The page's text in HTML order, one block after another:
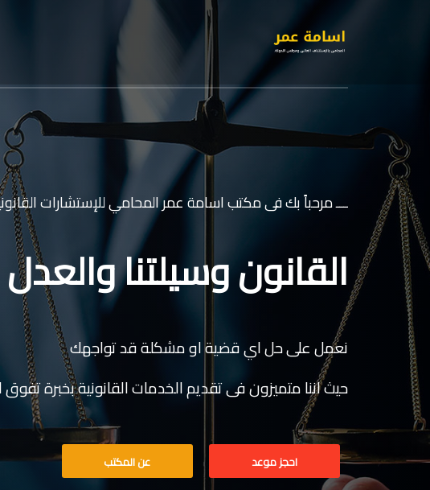
ـــ مرحباً بك فى مكتب اسامة عمر المحامي للإستشارات
القانون وسيلتنا والعدل
نعمل على حل اي قضية او مشكلة قد تواجهك
حيث اننا متميزون فى تقديم الخدمات القانونية بخبرة تفوق الـ 20
احجز موعد عن المكتب